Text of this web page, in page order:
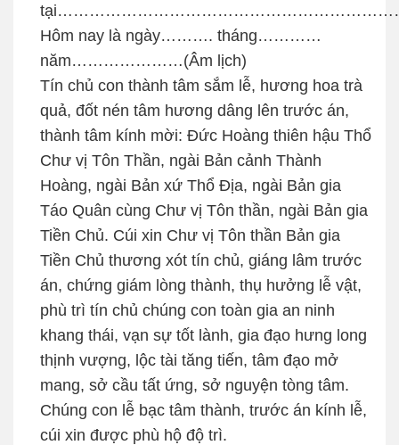
Hôm nay là ngày………. tháng…………
năm…………………(Âm lịch)
Tín chủ con thành tâm sắm lễ, hương hoa trà
quả, đốt nén tâm hương dâng lên trước án,
thành tâm kính mời: Đức Hoàng thiên hậu Thổ
Chư vị Tôn Thần, ngài Bản cảnh Thành
Hoàng, ngài Bản xứ Thổ Địa, ngài Bản gia
Táo Quân cùng Chư vị Tôn thần, ngài Bản gia
Tiền Chủ. Cúi xin Chư vị Tôn thần Bản gia
Tiền Chủ thương xót tín chủ, giáng lâm trước
án, chứng giám lòng thành, thụ hưởng lễ vật,
phù trì tín chủ chúng con toàn gia an ninh
khang thái, vạn sự tốt lành, gia đạo hưng long
thịnh vượng, lộc tài tăng tiến, tâm đạo mở
mang, sở cầu tất ứng, sở nguyện tòng tâm.
Chúng con lễ bạc tâm thành, trước án kính lễ,
cúi xin được phù hộ độ trì.